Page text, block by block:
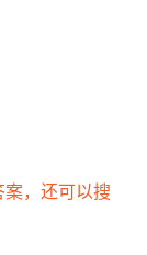
，还可以搜